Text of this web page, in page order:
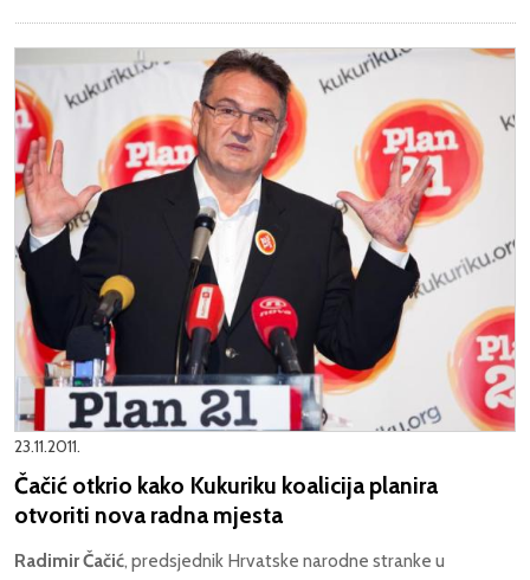
23.11.2011.
Čačić otkrio kako Kukuriku koalicija planira
otvoriti nova radna mjesta
Radimir Čačić, predsjednik Hrvatske narodne stranke u